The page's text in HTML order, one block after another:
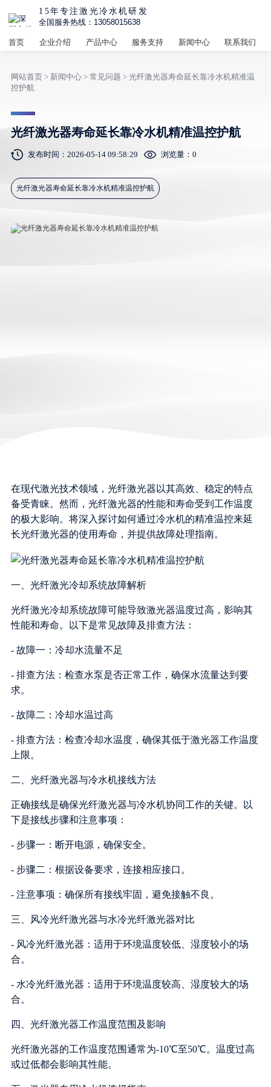
15年专注激光冷水机研发
全国服务热线：13058015638
首页 企业介绍 产品中心 服务支持 新闻中心 联系我们
网站首页> 新闻中心> 常见问题 > 光纤激光器寿命延长靠冷水机精准温
控护航
光纤激光器寿命延长靠冷水机精准温控护航
发布时间：2026-05-14 09:58:29 浏览量： 0
光纤激光器寿命延长靠冷水机精准温控护航
在现代激光技术领域，光纤激光器以其高效、稳定的特点
备受青睐。然而，光纤激光器的性能和寿命受到工作温度
的极大影响。将深入探讨如何通过冷水机的精准温控来延
长光纤激光器的使用寿命，并提供故障处理指南。
一、光纤激光冷却系统故障解析
光纤激光冷却系统故障可能导致激光器温度过高，影响其
性能和寿命。以下是常见故障及排查方法：
- 故障一：冷却水流量不足
- 排查方法：检查水泵是否正常工作，确保水流量达到要
求。
- 故障二：冷却水温过高
- 排查方法：检查冷却水温度，确保其低于激光器工作温度
上限。
二、光纤激光器与冷水机接线方法
正确接线是确保光纤激光器与冷水机协同工作的关键。以
下是接线步骤和注意事项：
- 步骤一：断开电源，确保安全。
- 步骤二：根据设备要求，连接相应接口。
- 注意事项：确保所有接线牢固，避免接触不良。
三、风冷光纤激光器与水冷光纤激光器对比
- 风冷光纤激光器：适用于环境温度较低、湿度较小的场
合。
- 水冷光纤激光器：适用于环境温度较高、湿度较大的场
合。
四、光纤激光器工作温度范围及影响
光纤激光器的工作温度范围通常为-10℃至50℃。温度过高
或过低都会影响其性能。